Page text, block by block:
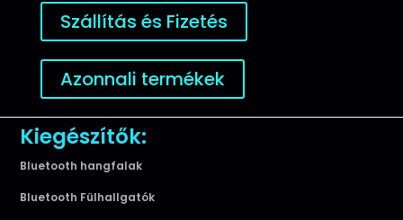
Szállítás és Fizetés
Azonnali termékek
Kiegészítők:
Bluetooth hangfalak
Bluetooth Fülhallgatók